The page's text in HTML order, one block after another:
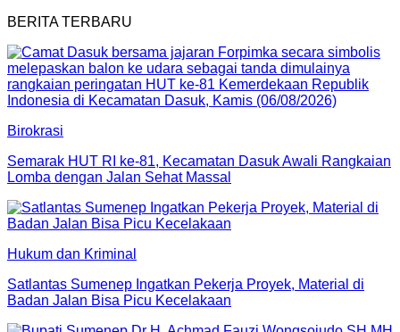
BERITA TERBARU
Birokrasi
Semarak HUT RI ke-81, Kecamatan Dasuk Awali Rangkaian
Lomba dengan Jalan Sehat Massal
Hukum dan Kriminal
Satlantas Sumenep Ingatkan Pekerja Proyek, Material di
Badan Jalan Bisa Picu Kecelakaan